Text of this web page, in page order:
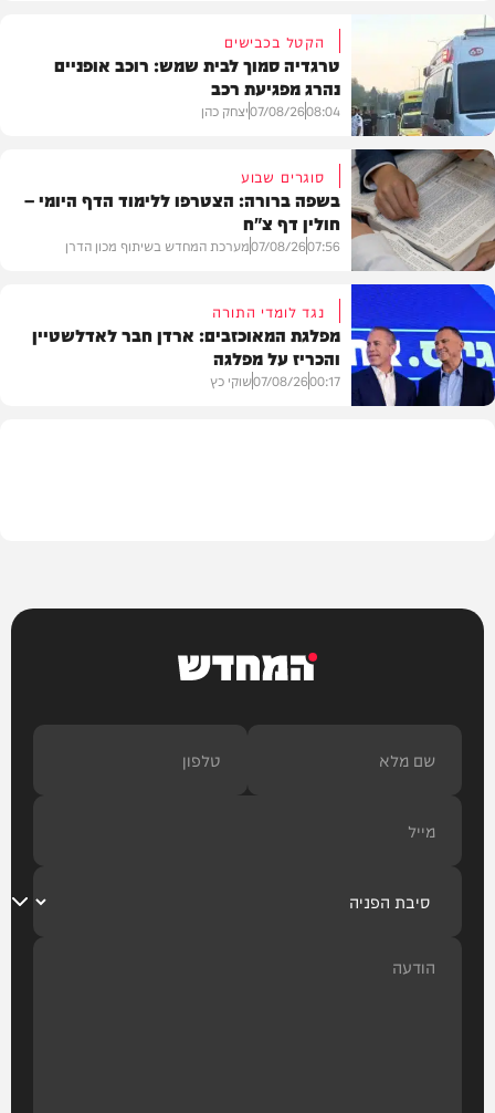
בארץ
הקטל בכבישים
טרגדיה סמוך לבית שמש: רוכב אופניים
נהרג מפגיעת רכב
08:04
07/08/26יצחק כהן
בית המדרש
סוגרים שבוע
בשפה ברורה: הצטרפו ללימוד הדף היומי –
חולין דף צ"ח
07:56
07/08/26מערכת המחדש בשיתוף מכון הדרן
נגד לומדי התורה
מפלגת המאוכזבים: ארדן חבר לאדלשטיין
והכריז על מפלגה
00:17
07/08/26שוקי כץ
המחדש